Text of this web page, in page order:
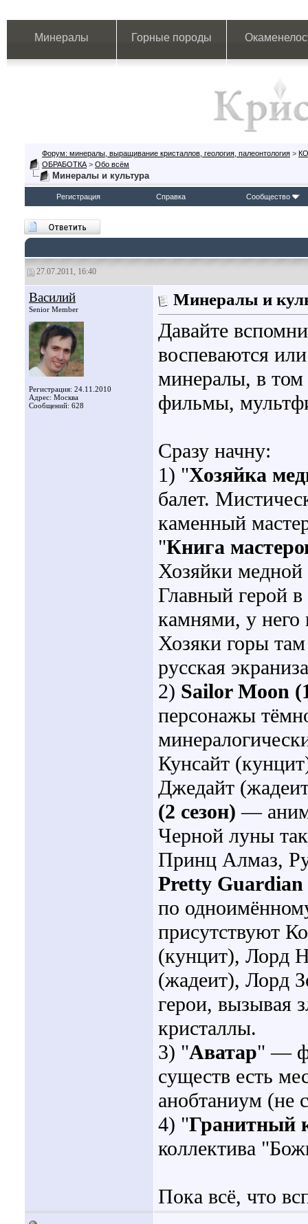
Минералы Горные породы
Форум: минералы, выращивание кристаллов, геология, палеонтология >
ОБРАБОТКА > Обо всём
Минералы и культура
Регистрация Справка Сообщество
27.07.2011, 16:40
Василий
Senior Member
Регистрация: 24.11.2010
Адрес: Москва
Сообщений: 628
Минералы и
Давайте
воспеваются
минералы, в
фильмы,
Сразу начну:
1) "Хозяйка
балет.
каменный
"Книга
Хозяйки медной
Главный герой
камнями, у него
Хозяки горы
русская
2) Sailor Moon
персонажы
Кунсайт
Джедайт
(2 сезон) —
Черной луны
Принц Алмаз,
Pretty
по
присутствуют
(кунцит), Лорд
(жадеит), Лорд
герои, вызывая
кристаллы.
3) "Аватар" —
существ есть
анобтаниум (не
4) "Гранитный
коллектива
Пока всё, что